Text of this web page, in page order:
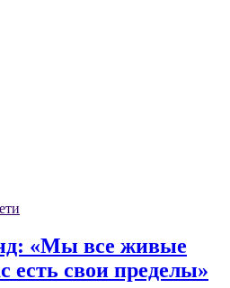
«Мы все живые
есть свои пределы»